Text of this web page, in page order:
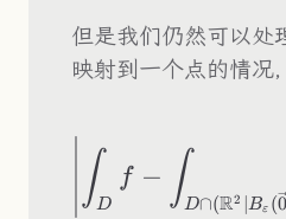
但是我们仍然可以处
映射到一个点的情况，
∫D
f − ∫D∩(R2 ∣Bε (0